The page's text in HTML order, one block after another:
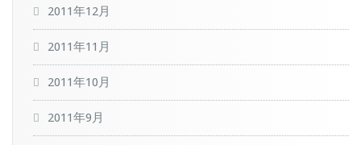
2011年12月
2011年11月
2011年10月
2011年9月